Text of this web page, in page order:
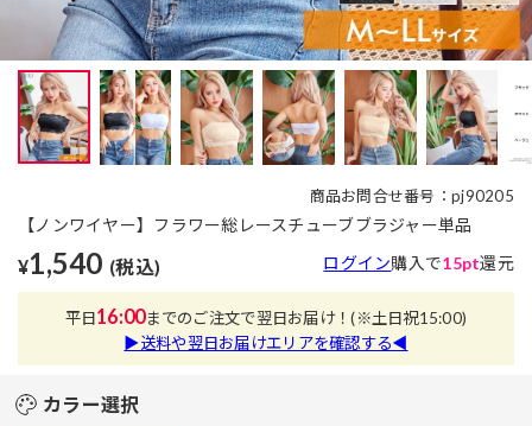
商品お問合せ番号：pj90205
【ノンワイヤー】フラワー総レースチューブブラジャー単品
¥1,540 (税込) ログイン購入で15pt還元
平日16:00までのご注文で翌日お届け！(※土日祝15:00)
▶送料や翌日お届けエリアを確認する◀
カラー選択